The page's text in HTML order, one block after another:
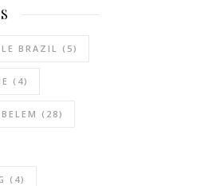
BRAZIL (5)
(4)
BELEM (28)
(4)